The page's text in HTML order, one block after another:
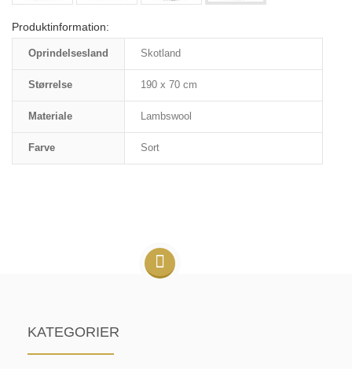
Produktinformation:
Oprindelsesland Skotland
Størrelse 190 x 70 cm
Materiale Lambswool
Farve Sort
KATEGORIER